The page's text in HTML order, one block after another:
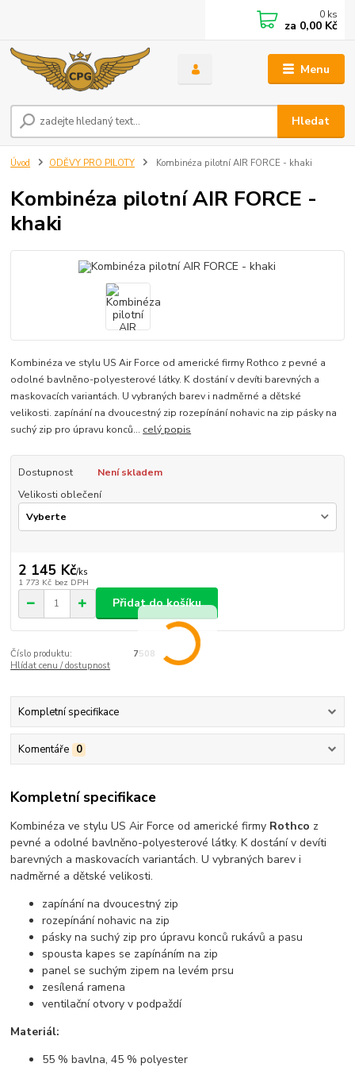
Menu
Hledat
0 ks
za 0,00 Kč
Úvod ODĚVY PRO PILOTY Kombinéza pilotní AIR FORCE - khaki
Kombinéza pilotní AIR FORCE -
khaki
Kombinéza ve stylu US Air Force od americké firmy Rothco z pevné a
odolné bavlněno-polyesterové látky. K dostání v devíti barevných a
maskovacích variantách. U vybraných barev i nadměrné a dětské
velikosti. zapínání na dvoucestný zip rozepínání nohavic na zip pásky na
suchý zip pro úpravu konců... celý popis
Dostupnost
Není skladem
Velikosti oblečení
2 145 Kč/ks
1 773 Kč bez DPH
Přidat do košíku
Číslo produktu:
7508
Hlídat cenu / dostupnost
Kompletní specifikace
Komentáře 0
Kompletní specifikace
Kombinéza ve stylu US Air Force od americké firmy Rothco z
pevné a odolné bavlněno-polyesterové látky. K dostání v devíti
barevných a maskovacích variantách. U vybraných barev i
nadměrné a dětské velikosti.
zapínání na dvoucestný zip
rozepínání nohavic na zip
pásky na suchý zip pro úpravu konců rukávů a pasu
spousta kapes se zapínáním na zip
panel se suchým zipem na levém prsu
zesílená ramena
ventilační otvory v podpaždí
Materiál:
55 % bavlna, 45 % polyester